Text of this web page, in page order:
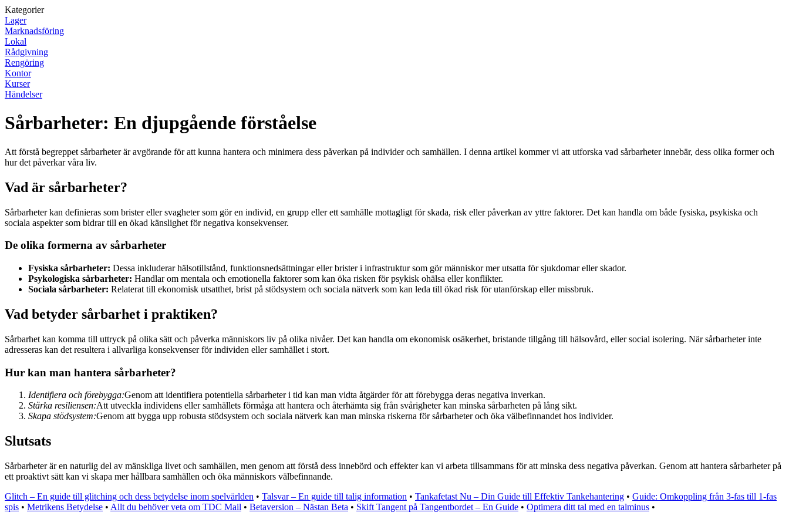
Kategorier
Lager
Marknadsföring
Lokal
Rådgivning
Rengöring
Kontor
Kurser
Händelser
Sårbarheter: En djupgående förståelse
Att förstå begreppet sårbarheter är avgörande för att kunna hantera och minimera dess påverkan på individer och samhällen. I denna artikel kommer vi att utforska vad sårbarheter innebär, dess olika former och
hur det påverkar våra liv.
Vad är sårbarheter?
Sårbarheter kan definieras som brister eller svagheter som gör en individ, en grupp eller ett samhälle mottagligt för skada, risk eller påverkan av yttre faktorer. Det kan handla om både fysiska, psykiska och
sociala aspekter som bidrar till en ökad känslighet för negativa konsekvenser.
De olika formerna av sårbarheter
Fysiska sårbarheter: Dessa inkluderar hälsotillstånd, funktionsnedsättningar eller brister i infrastruktur som gör människor mer utsatta för sjukdomar eller skador.
Psykologiska sårbarheter: Handlar om mentala och emotionella faktorer som kan öka risken för psykisk ohälsa eller konflikter.
Sociala sårbarheter: Relaterat till ekonomisk utsatthet, brist på stödsystem och sociala nätverk som kan leda till ökad risk för utanförskap eller missbruk.
Vad betyder sårbarhet i praktiken?
Sårbarhet kan komma till uttryck på olika sätt och påverka människors liv på olika nivåer. Det kan handla om ekonomisk osäkerhet, bristande tillgång till hälsovård, eller social isolering. När sårbarheter inte
adresseras kan det resultera i allvarliga konsekvenser för individen eller samhället i stort.
Hur kan man hantera sårbarheter?
Identifiera och förebygga:Genom att identifiera potentiella sårbarheter i tid kan man vidta åtgärder för att förebygga deras negativa inverkan.
Stärka resiliensen:Att utveckla individens eller samhällets förmåga att hantera och återhämta sig från svårigheter kan minska sårbarheten på lång sikt.
Skapa stödsystem:Genom att bygga upp robusta stödsystem och sociala nätverk kan man minska riskerna för sårbarheter och öka välbefinnandet hos individer.
Slutsats
Sårbarheter är en naturlig del av mänskliga livet och samhällen, men genom att förstå dess innebörd och effekter kan vi arbeta tillsammans för att minska dess negativa påverkan. Genom att hantera sårbarheter på
ett proaktivt sätt kan vi skapa mer hållbara samhällen och öka människors välbefinnande.
Glitch – En guide till glitching och dess betydelse inom spelvärlden • Talsvar – En guide till talig information • Tankafetast Nu – Din Guide till Effektiv Tankehantering • Guide: Omkoppling från 3-fas till 1-fas
spis • Metrikens Betydelse • Allt du behöver veta om TDC Mail • Betaversion – Nästan Beta • Skift Tangent på Tangentbordet – En Guide • Optimera ditt tal med en talminus •